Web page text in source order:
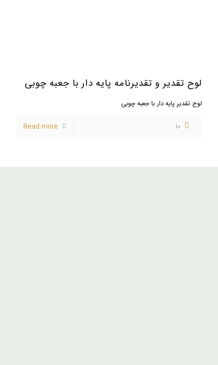
لوح تقدیر و تقدیرنامه پایه دار با جعبه چوبی
لوح تقدیر پایه دار با جعبه چوبی
10
Read more